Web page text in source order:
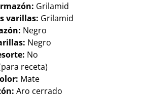
Grilamid
varillas: Grilamid
Negro
Negro
No
receta)
Mate
Aro cerrado